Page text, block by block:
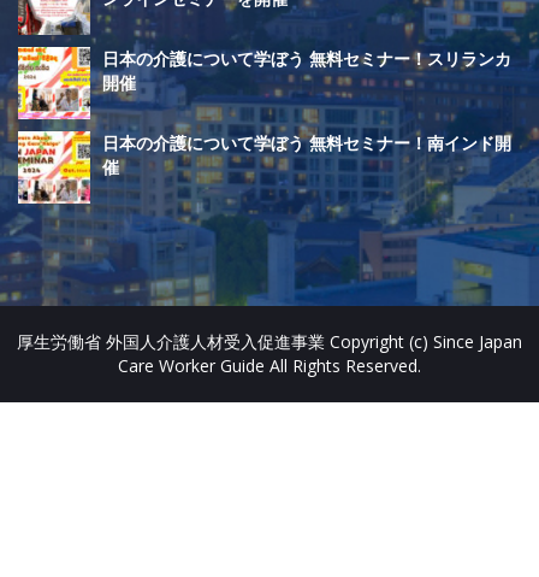
日本の介護について学ぼう 無料セミナー！スリランカ
開催
日本の介護について学ぼう 無料セミナー！南インド開
催
厚生労働省 外国人介護人材受入促進事業 Copyright (c) Since Japan
Care Worker Guide All Rights Reserved.